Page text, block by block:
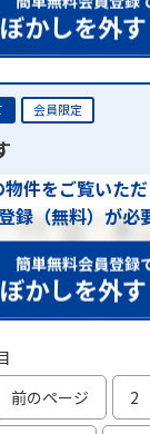
ぼかしを外す
会員限定
物件をご覧いた
録（無料）が必
簡単無料会員登録
ぼかしを外す
前のページ 2